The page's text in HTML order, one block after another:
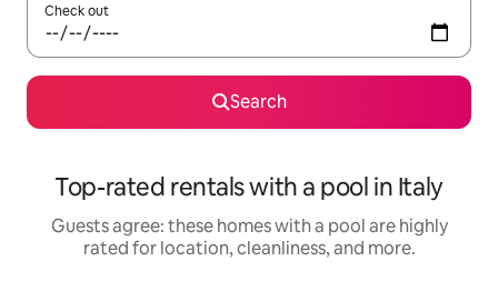
Check out
Search
Top-rated rentals with a pool in Italy
Guests agree: these homes with a pool are highly
rated for location, cleanliness, and more.